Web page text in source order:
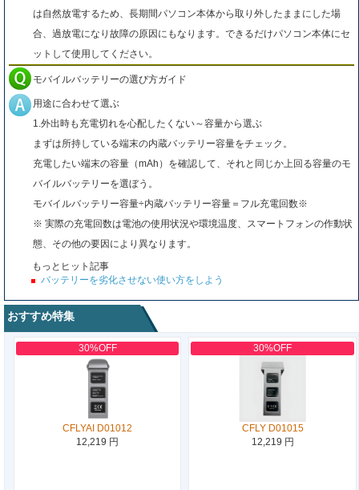
は自然放電するため、長期間パソコン本体から取り外したままにした場
合、過放電になり故障の原因にもなります。できるだけパソコン本体にセ
ットして使用してください。
モバイルバッテリーの選び方ガイド
用途に合わせて選ぶ
1.外出時も充電切れを心配したくない～容量から選ぶ
まずは所持している端末の内蔵バッテリー容量をチェック。
充電したい端末の容量（mAh）を確認して、それと同じか上回る容量のモ
バイルバッテリーを選ぼう。
モバイルバッテリー容量÷内蔵バッテリー容量＝フル充電回数※
※ 実際の充電回数は電池の使用状況や環境温度、スマートフォンの作動状
態、その他の要因により異なります。
もっとヒット記事
バッテリーを劣化させない使い方をしよう
おすすめ特集
30%OFF
CFLYAI D01012
12,219 円
30%OFF
CFLY D01015
12,219 円